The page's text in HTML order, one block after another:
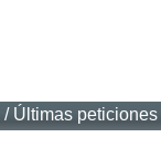
/ Últimas